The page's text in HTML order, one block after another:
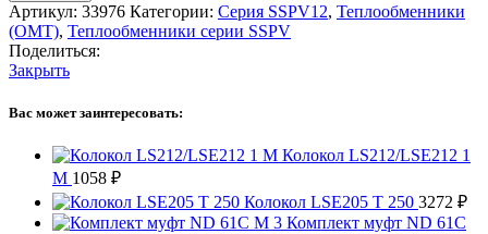
Артикул: 33976 Категории: Серия SSPV12, Теплообменники
(OMT), Теплообменники серии SSPV
Поделиться:
Закрыть
Вас может заинтересовать:
Колокол LS212/LSE212 1
M 1058 ₽
Колокол LSE205 T 250 3272 ₽
Комплект муфт ND 61C